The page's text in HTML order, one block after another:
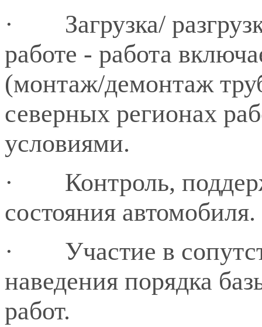
· Загрузка/
работе - работа
(монтаж/демонтаж
северных регионах
условиями.
· Контроль,
состояния автомобиля.
· Участие в
наведения порядка
работ.